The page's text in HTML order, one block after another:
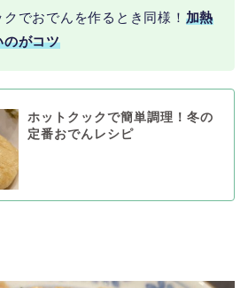
でおでんを作るとき同様！ 加熱
のがコツ
ホットクックで簡単調理！冬の
定番おでんレシピ